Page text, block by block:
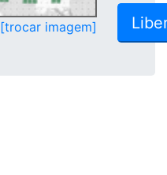
[trocar imagem]